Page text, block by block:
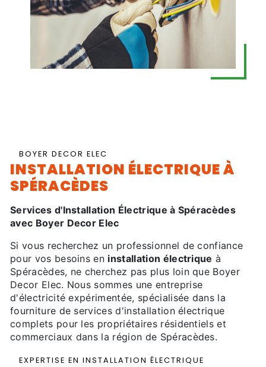
BOYER DECOR ELEC
INSTALLATION ÉLECTRIQUE À
SPÉRACÈDES
Services d'Installation Électrique à Spéracèdes
avec Boyer Decor Elec
Si vous recherchez un professionnel de confiance
pour vos besoins en installation électrique à
Spéracèdes, ne cherchez pas plus loin que Boyer
Decor Elec. Nous sommes une entreprise
d'électricité expérimentée, spécialisée dans la
fourniture de services d'installation électrique
complets pour les propriétaires résidentiels et
commerciaux dans la région de Spéracèdes.
EXPERTISE EN INSTALLATION ÉLECTRIQUE